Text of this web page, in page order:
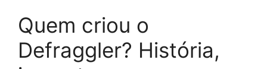
Quem criou o
Defraggler? História,